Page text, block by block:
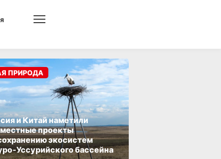
и Китай наметили
проекты
экосистем
бассейна
ПРИРОДА